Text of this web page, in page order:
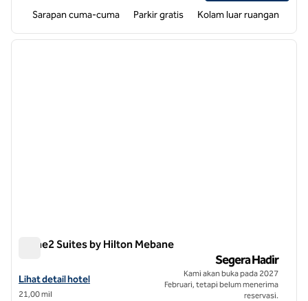
Sarapan cuma-cuma Parkir gratis Kolam luar ruangan
1 dari 11
Home2 Suites by Hilton Mebane
Lihat detail hotel untuk Home2 Suites by Hilton Mebane
Lihat detail hotel
21,00 mil
Segera Hadir
Kami akan buka pada 2027
Februari, tetapi belum menerima
reservasi.